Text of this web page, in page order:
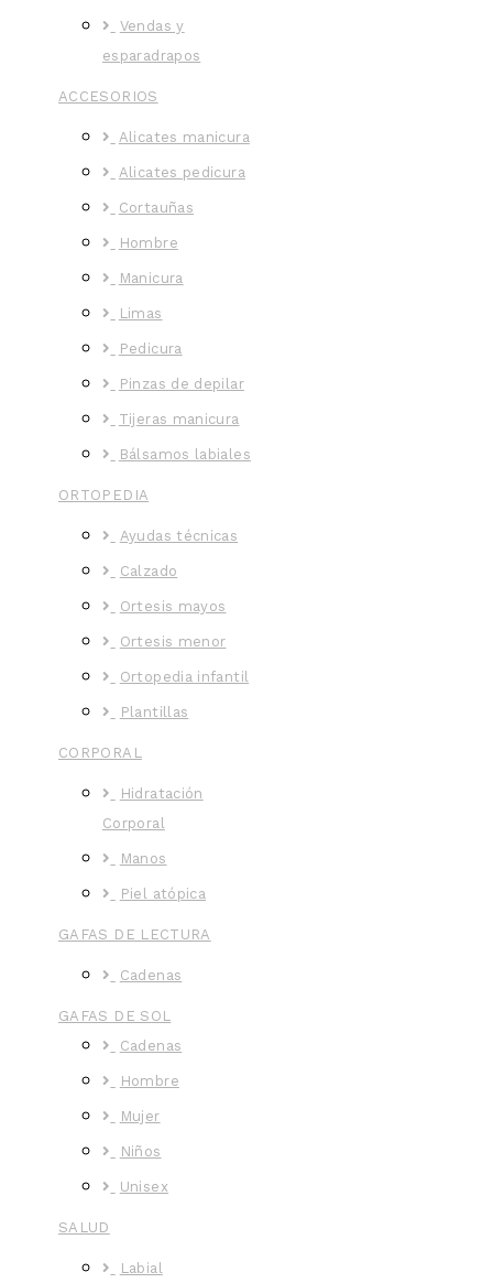
Vendas y
esparadrapos
ACCESORIOS
Alicates manicura
Alicates pedicura
Cortauñas
Hombre
Manicura
Limas
Pedicura
Pinzas de depilar
Tijeras manicura
Bálsamos labiales
ORTOPEDIA
Ayudas técnicas
Calzado
Ortesis mayos
Ortesis menor
Ortopedia infantil
Plantillas
CORPORAL
Hidratación
Corporal
Manos
Piel atópica
GAFAS DE LECTURA
Cadenas
GAFAS DE SOL
Cadenas
Hombre
Mujer
Niños
Unisex
SALUD
Labial